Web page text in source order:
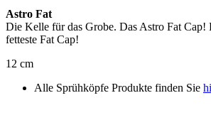
Astro Fat
Die Kelle für das Grobe. Das Astro Fat Cap!
fetteste Fat Cap!
12 cm
Alle Sprühköpfe Produkte finden Sie